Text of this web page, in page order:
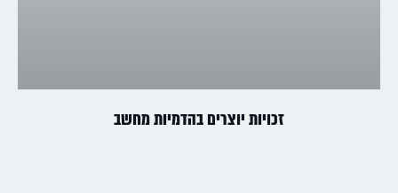
זכויות יוצרים בהדמיות מחשב